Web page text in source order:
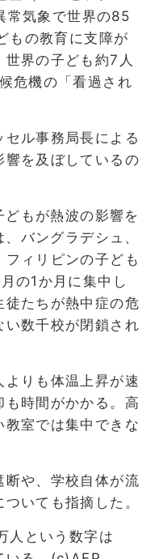
常気象で世界の85
もの教育に支障が
界の子ども約7人
危機の「看過され
ル事務局長による
響を及ぼしているの
もが熱波の影響を
バングラデシュ、
ィリピンの子ども
の1か月に集中し
徒たちが熱中症の危
い数千校が閉鎖され
りも体温上昇が速
も時間がかかる。高
室では集中できな
断や、学校自体が流
いても指摘した。
人という数字は